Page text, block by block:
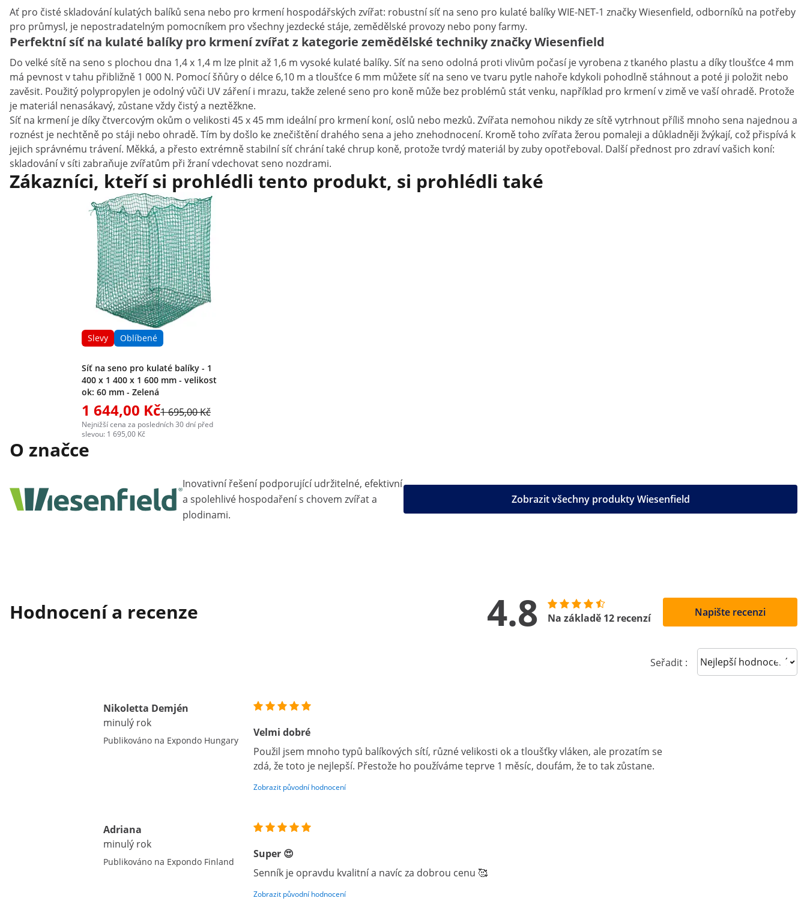
Ať pro čisté skladování kulatých balíků sena nebo pro krmení hospodářských zvířat: robustní síť na seno pro kulaté balíky WIE-NET-1 značky Wiesenfield, odborníků na potřeby
pro průmysl, je nepostradatelným pomocníkem pro všechny jezdecké stáje, zemědělské provozy nebo pony farmy.
Perfektní síť na kulaté balíky pro krmení zvířat z kategorie zemědělské techniky značky Wiesenfield
Do velké sítě na seno s plochou dna 1,4 x 1,4 m lze plnit až 1,6 m vysoké kulaté balíky. Síť na seno odolná proti vlivům počasí je vyrobena z tkaného plastu a díky tloušťce 4 mm
má pevnost v tahu přibližně 1 000 N. Pomocí šňůry o délce 6,10 m a tloušťce 6 mm můžete síť na seno ve tvaru pytle nahoře kdykoli pohodlně stáhnout a poté ji položit nebo
zavěsit. Použitý polypropylen je odolný vůči UV záření i mrazu, takže zelené seno pro koně může bez problémů stát venku, například pro krmení v zimě ve vaší ohradě. Protože
je materiál nenasákavý, zůstane vždy čistý a neztěžkne.
Síť na krmení je díky čtvercovým okům o velikosti 45 x 45 mm ideální pro krmení koní, oslů nebo mezků. Zvířata nemohou nikdy ze sítě vytrhnout příliš mnoho sena najednou a
roznést je nechtěně po stáji nebo ohradě. Tím by došlo ke znečištění drahého sena a jeho znehodnocení. Kromě toho zvířata žerou pomaleji a důkladněji žvýkají, což přispívá k
jejich správnému trávení. Měkká, a přesto extrémně stabilní síť chrání také chrup koně, protože tvrdý materiál by zuby opotřeboval. Další přednost pro zdraví vašich koní:
skladování v síti zabraňuje zvířatům při žraní vdechovat seno nozdrami.
Zákazníci, kteří si prohlédli tento produkt, si prohlédli také
Slevy Oblíbené
Síť na seno pro kulaté balíky - 1
400 x 1 400 x 1 600 mm - velikost
ok: 60 mm - Zelená
1 644,00 Kč1 695,00 Kč
Nejnižší cena za posledních 30 dní před
slevou: 1 695,00 Kč
O značce
Inovativní řešení podporující udržitelné, efektivní
a spolehlivé hospodaření s chovem zvířat a
plodinami.
Zobrazit všechny produkty Wiesenfield
Hodnocení a recenze 4.8 Na základě 12 recenzí Napište recenzi
Seřadit : Sort reviews
Nikoletta Demjén
minulý rok
Publikováno na Expondo Hungary
Velmi dobré
Použil jsem mnoho typů balíkových sítí, různé velikosti ok a tloušťky vláken, ale prozatím se
zdá, že toto je nejlepší. Přestože ho používáme teprve 1 měsíc, doufám, že to tak zůstane.
Zobrazit původní hodnocení
Adriana
minulý rok
Publikováno na Expondo Finland
Super 😍
Senník je opravdu kvalitní a navíc za dobrou cenu 🥰
Zobrazit původní hodnocení